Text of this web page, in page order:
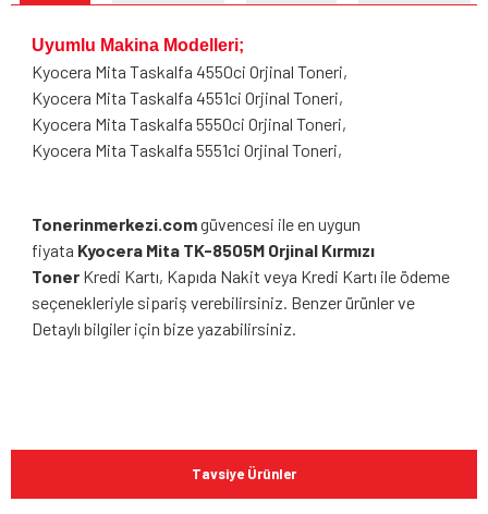
Uyumlu Makina Modelleri;
Kyocera Mita Taskalfa 4550ci Orjinal Toneri,
Kyocera Mita Taskalfa 4551ci Orjinal Toneri,
Kyocera Mita Taskalfa 5550ci Orjinal Toneri,
Kyocera Mita Taskalfa 5551ci Orjinal Toneri,
Tonerinmerkezi.comgüvencesi ile en uygun
fiyata Kyocera Mita TK-8505M Orjinal Kırmızı
Toner Kredi Kartı, Kapıda Nakit veya Kredi Kartı ile ödeme
seçenekleriyle sipariş verebilirsiniz. Benzer ürünler ve
Detaylı bilgiler için bize yazabilirsiniz.
Bu ürüne ilk yorumu siz yapın!
konularda yetersiz gördüğünüz noktaları öneri formunu
kullanarak tarafımıza iletebilirsiniz.
Tavsiye Ürünler